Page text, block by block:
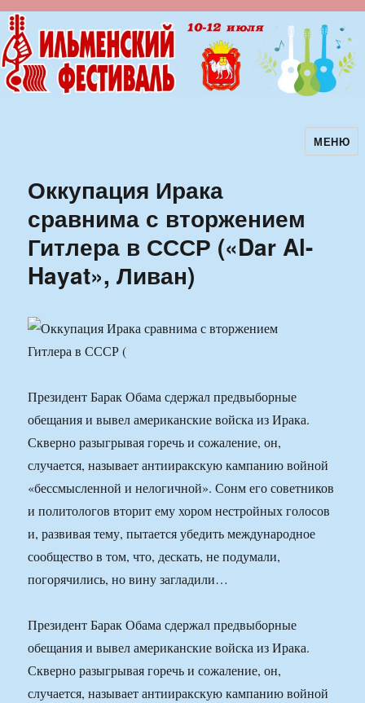
Ильменский фестиваль авторскойМЕНЮ
Оккупация Ирака
сравнима с вторжением
Гитлера в СССР («Dar Al-
Hayat», Ливан)
Президент Барак Обама сдержал предвыборные
обещания и вывел американские войска из Ирака.
Скверно разыгрывая горечь и сожаление, он,
случается, называет антииракскую кампанию войной
«бессмысленной и нелогичной». Сонм его советников
и политологов вторит ему хором нестройных голосов
и, развивая тему, пытается убедить международное
сообщество в том, что, дескать, не подумали,
погорячились, но вину загладили…
Президент Барак Обама сдержал предвыборные
обещания и вывел американские войска из Ирака.
Скверно разыгрывая горечь и сожаление, он,
случается, называет антииракскую кампанию войной